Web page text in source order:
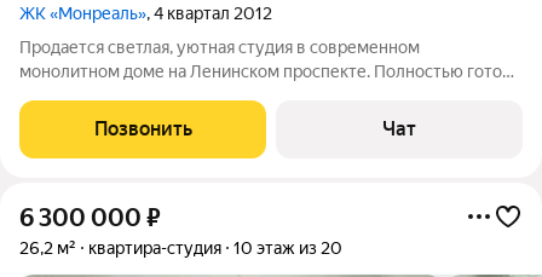
ЖК «Монреаль», 4 квартал 2012
Продается светлая, уютная студия в современном
монолитном доме на Ленинском проспекте. Полностью готова
выполнен качественный ремонт, который понравится даже
самому требовательному покупателю.
Позвонить Чат
6 300 000 ₽
26,2 м² квартира-студия 10 этаж из 20